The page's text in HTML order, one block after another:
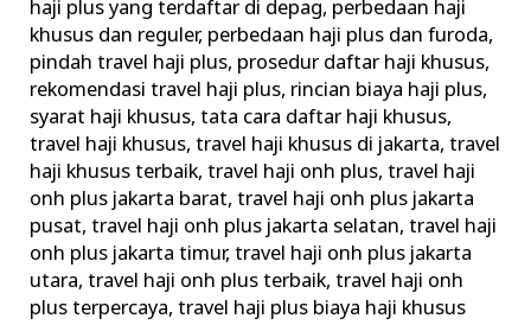
haji plus yang terdaftar di depag, perbedaan haji
khusus dan reguler, perbedaan haji plus dan furoda,
pindah travel haji plus, prosedur daftar haji khusus,
rekomendasi travel haji plus, rincian biaya haji plus,
syarat haji khusus,tata cara daftar haji khusus,
travel haji khusus,travel haji khusus di jakarta,travel
haji khusus terbaik,travel haji onh plus,travel haji
onh plus jakarta barat,travel haji onh plus jakarta
pusat,travel haji onh plus jakarta selatan,travel haji
onh plus jakarta timur,travel haji onh plus jakarta
utara,travel haji onh plus terbaik,travel haji onh
plus terpercaya,travel haji plus biaya haji khusus